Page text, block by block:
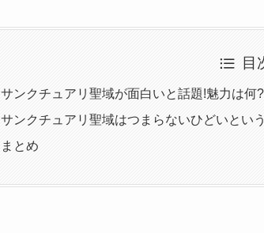
目
サンクチュアリ聖域が面白いと話題!魅力は何
サンクチュアリ聖域はつまらないひどいとい
まとめ